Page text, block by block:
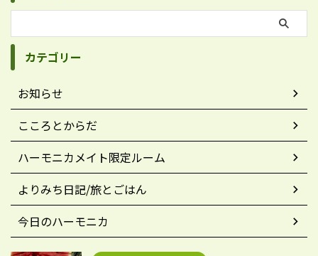
カテゴリー
お知らせ
こころとからだ
ハーモニカメイト限定ルーム
よりみち日記/旅とごはん
今日のハーモニカ